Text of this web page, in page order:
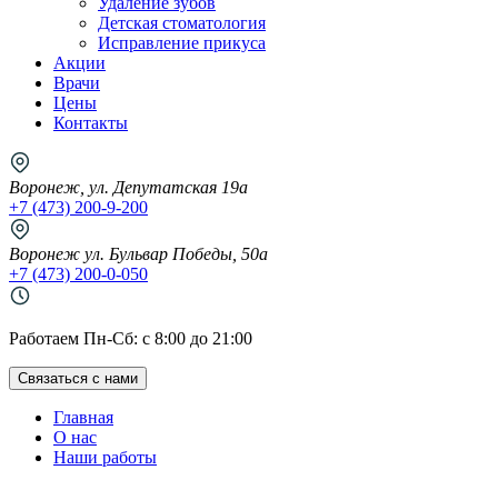
Детская стоматология
Исправление прикуса
Акции
Врачи
Цены
Контакты
Воронеж, ул. Депутатская 19а
+7 (473) 200-9-200
Воронеж ул. Бульвар Победы, 50а
+7 (473) 200-0-050
Работаем Пн-Cб: с 8:00 до 21:00
Связаться с нами
Главная
О нас
Наши работы